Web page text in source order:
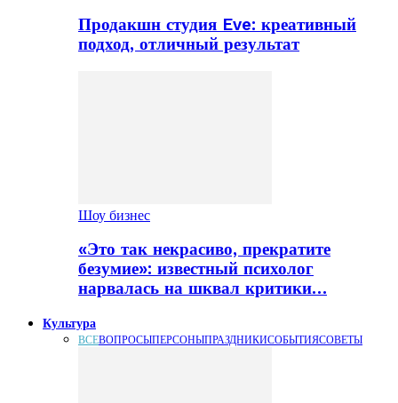
Продакшн студия Eve: креативный
подход, отличный результат
Шоу бизнес
«Это так некрасиво, прекратите
безумие»: известный психолог
нарвалась на шквал критики…
Культура
ВСЕВОПРОСЫПЕРСОНЫПРАЗДНИКИСОБЫТИЯСОВЕТЫ